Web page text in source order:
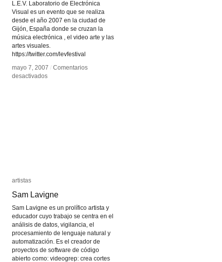
L.E.V. Laboratorio de Electrónica
Visual es un evento que se realiza
desde el año 2007 en la ciudad de
Gijón, España donde se cruzan la
música electrónica , el video arte y las
artes visuales.
https://twitter.com/levfestival
mayo 7, 2007 / Comentarios
desactivadosen
mayo 7, 2007 / Comentarios
desactivadosen
artistas
Sam Lavigne
Sam Lavigne es un prolífico artista y
educador cuyo trabajo se centra en el
análisis de datos, vigilancia, el
procesamiento de lenguaje natural y
automatización. Es el creador de
proyectos de software de código
abierto como: videogrep: crea cortes
artistas
Sam Lavigne